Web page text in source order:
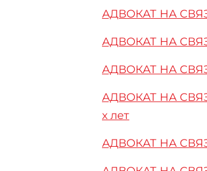
АДВОКАТ НА
АДВОКАТ НА
АДВОКАТ НА
АДВОКАТ НА
х лет
АДВОКАТ НА